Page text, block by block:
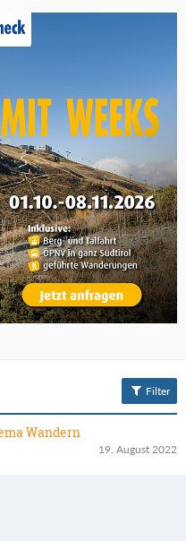
Filter
Wandern
19. August 2022